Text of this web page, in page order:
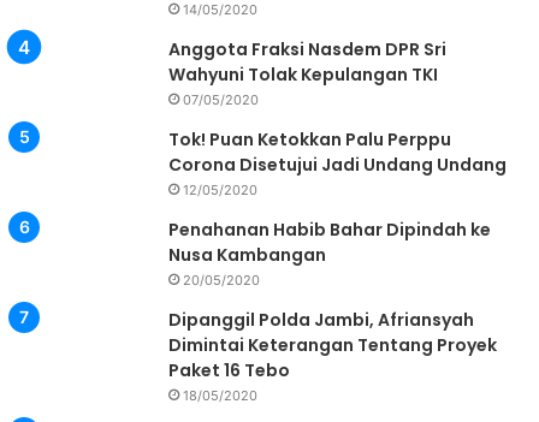
14/05/2020
Anggota Fraksi Nasdem DPR Sri
Wahyuni Tolak Kepulangan TKI
07/05/2020
Tok! Puan Ketokkan Palu Perppu
Corona Disetujui Jadi Undang Undang
12/05/2020
Penahanan Habib Bahar Dipindah ke
Nusa Kambangan
20/05/2020
Dipanggil Polda Jambi, Afriansyah
Dimintai Keterangan Tentang Proyek
Paket 16 Tebo
18/05/2020